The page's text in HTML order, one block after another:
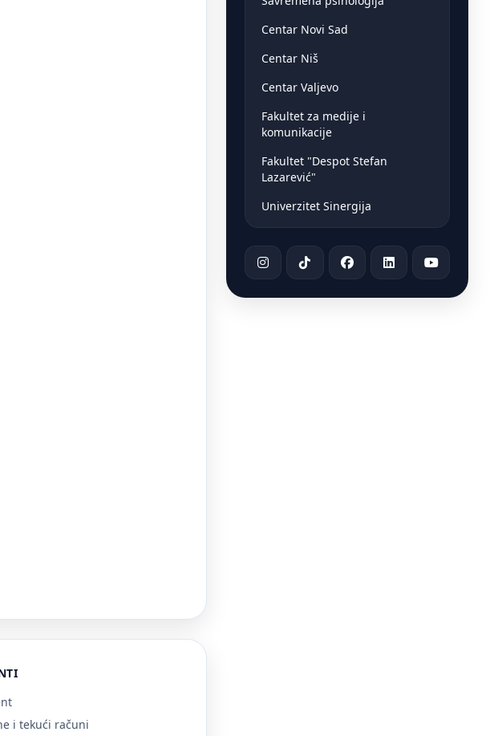
i tekući računi
Centar Novi Sad
Centar Niš
Centar Valjevo
Fakultet za medije i
komunikacije
Fakultet "Despot Stefan
Lazarević"
Univerzitet Sinergija